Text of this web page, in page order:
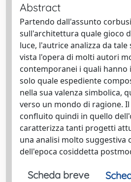
Abstract
Partendo dall'assunto
sull'architettura quale gioco
luce, l'autrice analizza da
vista l'opera di molti autori
contemporanei i quali hanno
solo quale espediente
nella sua valenza simbolica,
verso un mondo di ragione.
confluito quindi in quello
caratterizza tanti progetti
una analisi molto suggestiva
dell'epoca cosiddetta
Scheda breve